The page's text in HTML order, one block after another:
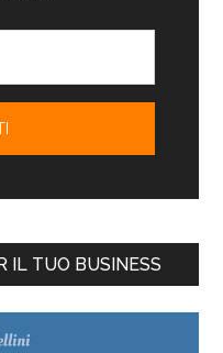
IL TUO BUSINESS